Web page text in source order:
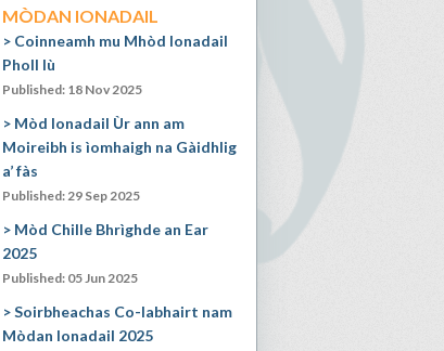
MÒDAN IONADAIL
Coinneamh mu Mhòd Ionadail
Pholl Iù
Published: 18 Nov 2025
Mòd Ionadail Ùr ann am
Moireibh is ìomhaigh na Gàidhlig
a’ fàs
Published: 29 Sep 2025
Mòd Chille Bhrìghde an Ear
2025
Published: 05 Jun 2025
Soirbheachas Co-labhairt nam
Mòdan Ionadail 2025